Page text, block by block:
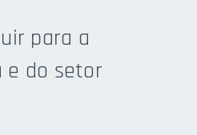
para a
e do setor